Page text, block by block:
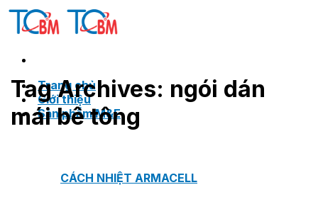
Skip
Trang chủ
Giới thiệu
Sản phẩm M&E
CÁCH NHIỆT ARMACELL
Tag Archives: ngói dán
mái bê tông